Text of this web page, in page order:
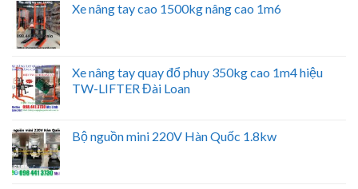
Xe nâng tay cao 1500kg nâng cao 1m6
Xe nâng tay quay đổ phuy 350kg cao 1m4 hiệu
TW-LIFTER Đài Loan
Bộ nguồn mini 220V Hàn Quốc 1.8kw